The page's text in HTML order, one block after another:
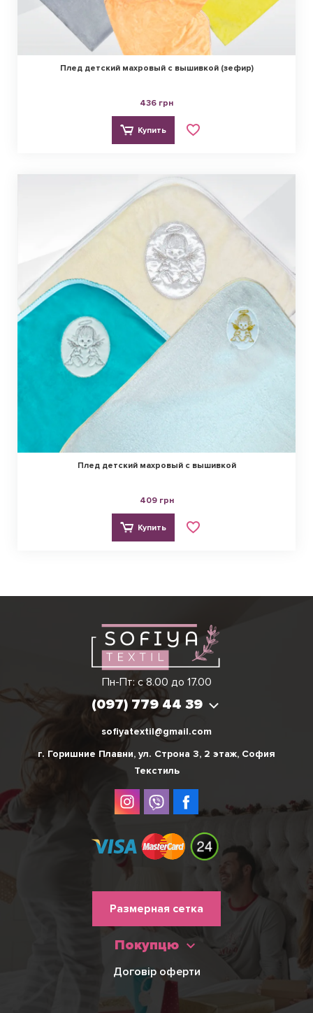
Плед детский махровый с вышивкой (зефир)
436 грн
Купить
Плед детский махровый с вышивкой
409 грн
Купить
Пн-Пт: с 8.00 до 17.00
(097) 779 44 39
Виктория
(097) 779 44 39
sofiyatextil@gmail.com
г. Горишние Плавни, ул. Строна 3, 2 этаж, София
Текстиль
нижнього
колонтитулу
Размерная сетка
Покупцю
Договір оферти